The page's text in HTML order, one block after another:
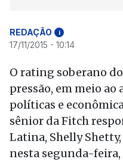
REDAÇÃO i
17/11/2015 - 10:14
O rating soberano
pressão, em meio
políticas e
sênior da Fitch
Latina, Shelly
nesta segunda-feira,